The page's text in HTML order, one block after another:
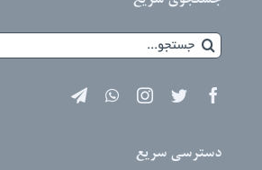
جستجو
دسترسی سریع